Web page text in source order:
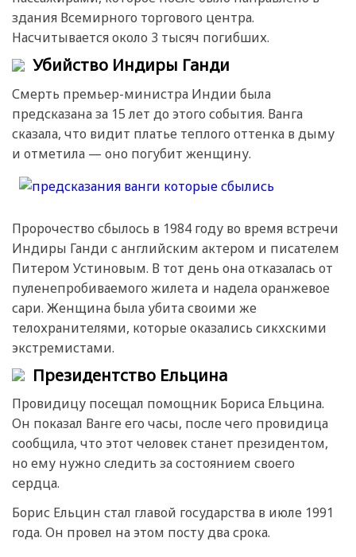
здания Всемирного торгового центра.
Насчитывается около 3 тысяч погибших.
Убийство Индиры Ганди
Смерть премьер-министра Индии была
предсказана за 15 лет до этого события. Ванга
сказала, что видит платье теплого оттенка в дыму
и отметила — оно погубит женщину.
Пророчество сбылось в 1984 году во время встречи
Индиры Ганди с английским актером и писателем
Питером Устиновым. В тот день она отказалась от
пуленепробиваемого жилета и надела оранжевое
сари. Женщина была убита своими же
телохранителями, которые оказались сикхскими
экстремистами.
Президентство Ельцина
Провидицу посещал помощник Бориса Ельцина.
Он показал Ванге его часы, после чего провидица
сообщила, что этот человек станет президентом,
но ему нужно следить за состоянием своего
сердца.
Борис Ельцин стал главой государства в июле 1991
года. Он провел на этом посту два срока.